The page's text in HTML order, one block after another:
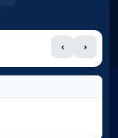
‹ ›